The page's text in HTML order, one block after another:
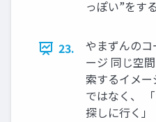
っぽい”をす
23.
やまずんの
ージ 同じ空
索するイメ
ではなく、
探しに行く」